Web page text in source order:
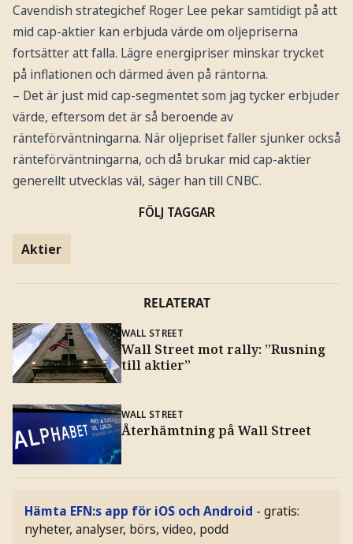
Cavendish strategichef Roger Lee pekar samtidigt på att
mid cap-aktier kan erbjuda värde om oljepriserna
fortsätter att falla. Lägre energipriser minskar trycket
på inflationen och därmed även på räntorna.
– Det är just mid cap-segmentet som jag tycker erbjuder
värde, eftersom det är så beroende av
ränteförväntningarna. När oljepriset faller sjunker också
ränteförväntningarna, och då brukar mid cap-aktier
generellt utvecklas väl, säger han till CNBC.
FÖLJ TAGGAR
Aktier
RELATERAT
WALL STREET
Wall Street mot rally: ”Rusning
till aktier”
WALL STREET
Återhämtning på Wall Street
Hämta EFN:s app för iOS och Android - gratis:
nyheter, analyser, börs, video, podd